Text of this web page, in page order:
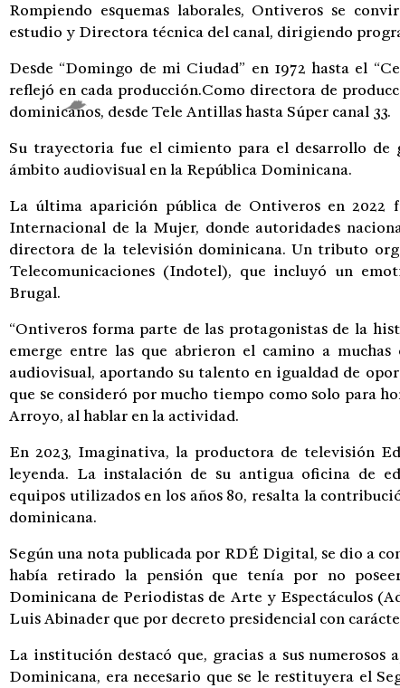
Rompiendo esquemas laborales, Ontiveros se
estudio y Directora técnica del canal, dirigiendo
Desde “Domingo de mi Ciudad” en 1972 hasta el
reflejó en cada producción.Como directora de
dominicanos, desde Tele Antillas hasta Súper canal 33.
Su trayectoria fue el cimiento para el desarrollo de
ámbito audiovisual en la República Dominicana.
La última aparición pública de Ontiveros en 2022
Internacional de la Mujer, donde autoridades
directora de la televisión dominicana. Un tributo
Telecomunicaciones (Indotel), que incluyó un
Brugal.
“Ontiveros forma parte de las protagonistas de la
emerge entre las que abrieron el camino a
audiovisual, aportando su talento en igualdad de
que se consideró por mucho tiempo como solo para
Arroyo, al hablar en la actividad.
En 2023, Imaginativa, la productora de televisión
leyenda. La instalación de su antigua oficina de
equipos utilizados en los años 80, resalta la
dominicana.
Según una nota publicada por RDÉ Digital, se dio a
había retirado la pensión que tenía por no
Dominicana de Periodistas de Arte y Espectáculos
Luis Abinader que por decreto presidencial con
La institución destacó que, gracias a sus numerosos
Dominicana, era necesario que se le restituyera el